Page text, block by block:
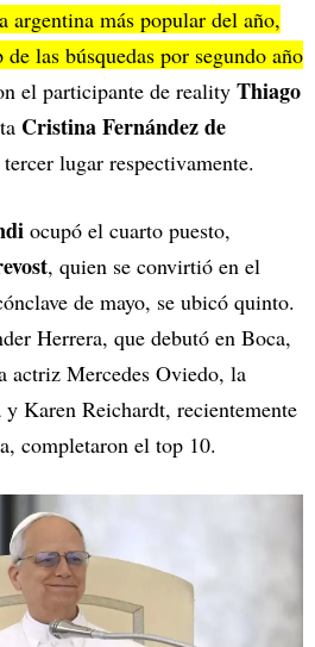
argentina más popular del año,
las búsquedas por segundo año
el participante de reality Thiago
Cristina Fernández de
lugar respectivamente.
ocupó el cuarto puesto,
, quien se convirtió en el
de mayo, se ubicó quinto.
Herrera, que debutó en Boca,
actriz Mercedes Oviedo, la
Karen Reichardt, recientemente
completaron el top 10.